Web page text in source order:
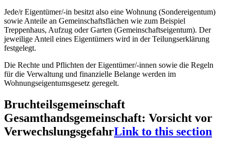
Jede/r Eigentümer/-in besitzt also eine Wohnung (Sondereigentum)
sowie Anteile an Gemeinschaftsflächen wie zum Beispiel
Treppenhaus, Aufzug oder Garten (Gemeinschaftseigentum). Der
jeweilige Anteil eines Eigentümers wird in der Teilungserklärung
festgelegt.
Die Rechte und Pflichten der Eigentümer/-innen sowie die Regeln
für die Verwaltung und finanzielle Belange werden im
Wohnungseigentumsgesetz geregelt.
Bruchteilsgemeinschaft
Gesamthandsgemeinschaft: Vorsicht vor
VerwechslungsgefahrLink to this section